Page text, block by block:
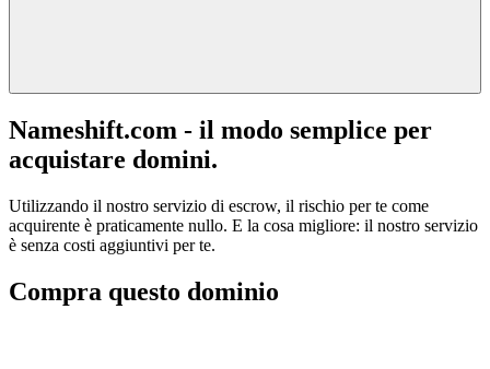
Nameshift.com - il modo semplice per
acquistare domini.
Utilizzando il nostro servizio di escrow, il rischio per te come
acquirente è praticamente nullo. E la cosa migliore: il nostro servizio
è senza costi aggiuntivi per te.
Compra questo dominio